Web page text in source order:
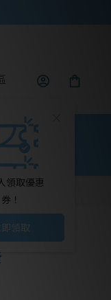
領取優惠
券！
即領取
童書